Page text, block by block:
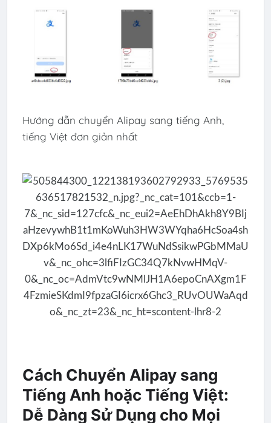
Hướng dẫn chuyển Alipay sang tiếng Anh,
tiếng Việt đơn giản nhất
Cách Chuyển Alipay sang
Tiếng Anh hoặc Tiếng Việt:
Dễ Dàng Sử Dụng cho Mọi